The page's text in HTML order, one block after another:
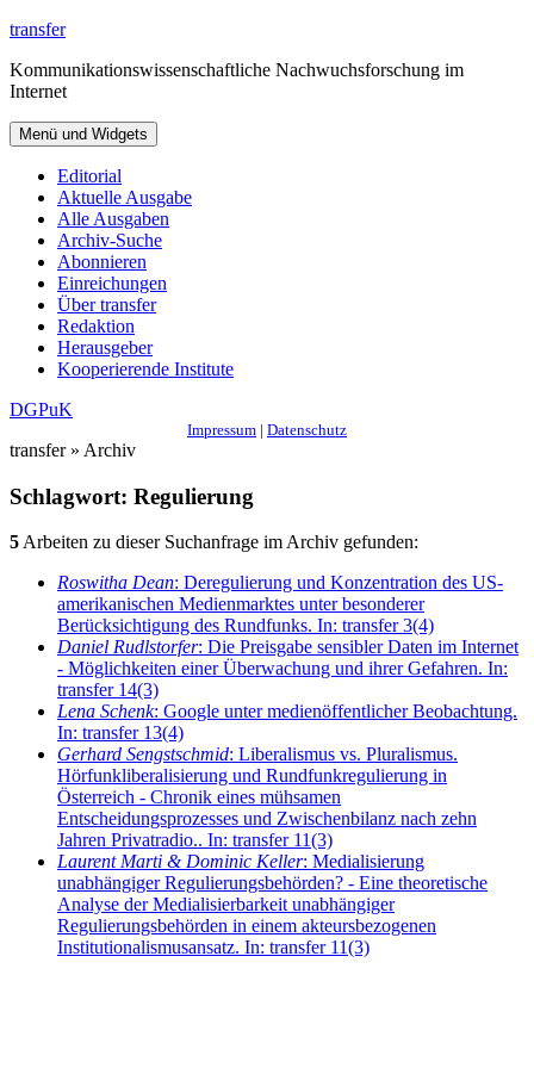
Zum
springen
transfer
Kommunikationswissenschaftliche Nachwuchsforschung im
Internet
Menü und Widgets
Editorial
Aktuelle Ausgabe
Alle Ausgaben
Archiv-Suche
Abonnieren
Einreichungen
Über transfer
Redaktion
Herausgeber
Kooperierende Institute
DGPuK
Impressum | Datenschutz
transfer » Archiv
Schlagwort: Regulierung
5Arbeiten zu dieser Suchanfrage im Archiv gefunden:
Roswitha Dean: Deregulierung und Konzentration des US-
amerikanischen Medienmarktes unter besonderer
Berücksichtigung des Rundfunks. In: transfer 3(4)
Daniel Rudlstorfer: Die Preisgabe sensibler Daten im Internet
- Möglichkeiten einer Überwachung und ihrer Gefahren. In:
transfer 14(3)
Lena Schenk: Google unter medienöffentlicher Beobachtung.
In: transfer 13(4)
Gerhard Sengstschmid: Liberalismus vs. Pluralismus.
Hörfunkliberalisierung und Rundfunkregulierung in
Österreich - Chronik eines mühsamen
Entscheidungsprozesses und Zwischenbilanz nach zehn
Jahren Privatradio.. In: transfer 11(3)
Laurent Marti & Dominic Keller: Medialisierung
unabhängiger Regulierungsbehörden? - Eine theoretische
Analyse der Medialisierbarkeit unabhängiger
Regulierungsbehörden in einem akteursbezogenen
Institutionalismusansatz. In: transfer 11(3)